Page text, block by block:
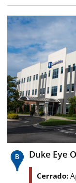
Duke Eye
Cerrado: